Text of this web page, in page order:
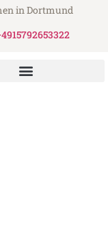
in Dortmund